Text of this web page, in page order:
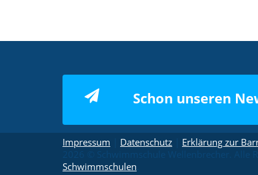
Schon unseren
Impressum Datenschutz Erklärung zur
2026 © Schwimmschule Wellenbrecher. Alle
Schwimmschulen